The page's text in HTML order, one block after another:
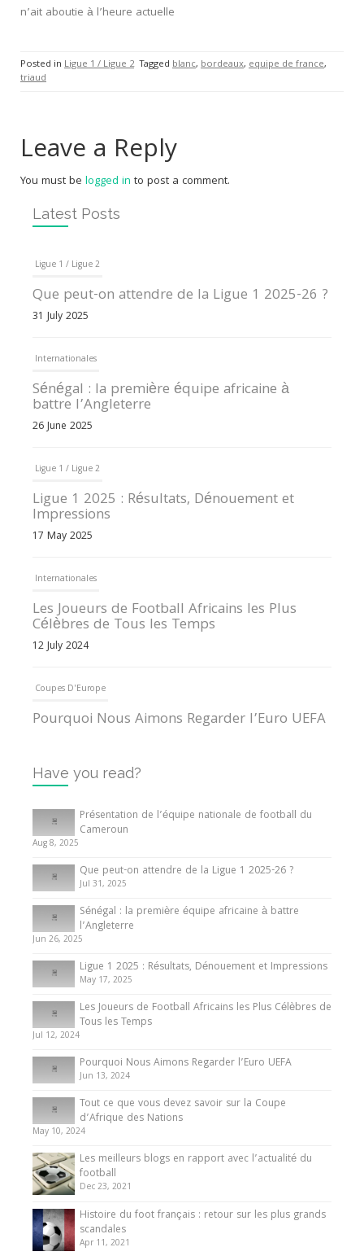
n’ait aboutie à l’heure actuelle
Posted in Ligue 1 / Ligue 2 Tagged blanc, bordeaux, equipe de france,
triaud
Leave a Reply
You must be logged in to post a comment.
Latest Posts
Ligue 1 / Ligue 2
Que peut-on attendre de la Ligue 1 2025-26 ?
31 July 2025
Internationales
Sénégal : la première équipe africaine à
battre l’Angleterre
26 June 2025
Ligue 1 / Ligue 2
Ligue 1 2025 : Résultats, Dénouement et
Impressions
17 May 2025
Internationales
Les Joueurs de Football Africains les Plus
Célèbres de Tous les Temps
12 July 2024
Coupes D'Europe
Pourquoi Nous Aimons Regarder l’Euro UEFA
Internationales
Tout ce que vous devez savoir sur la Coupe
d’Afrique des Nations
10 May 2024
Internationales
Présentation de l’équipe nationale de football
du Cameroun
8 August 2025
Have you read?
Présentation de l’équipe nationale de football du
Cameroun
Aug 8, 2025
Que peut-on attendre de la Ligue 1 2025-26 ?
Jul 31, 2025
Sénégal : la première équipe africaine à battre
l’Angleterre
Jun 26, 2025
Ligue 1 2025 : Résultats, Dénouement et Impressions
May 17, 2025
Les Joueurs de Football Africains les Plus Célèbres de
Tous les Temps
Jul 12, 2024
Pourquoi Nous Aimons Regarder l’Euro UEFA
Jun 13, 2024
Tout ce que vous devez savoir sur la Coupe
d’Afrique des Nations
May 10, 2024
Les meilleurs blogs en rapport avec l’actualité du
football
Dec 23, 2021
Histoire du foot français : retour sur les plus grands
scandales
Apr 11, 2021